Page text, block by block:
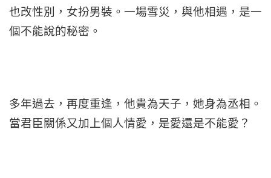
也改性別，女扮男裝。一場雪災，與他相遇，是一
個不能說的秘密。
多年過去，再度重逢，他貴為天子，她身為丞相。
當君臣關係又加上個人情愛，是愛還是不能愛？